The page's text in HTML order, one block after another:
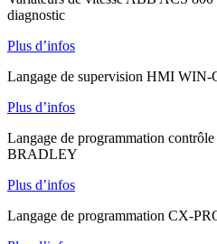
diagnostic
Plus d’infos
Langage de supervision HMI WIN-
Plus d’infos
Langage de programmation
BRADLEY
Plus d’infos
Langage de programmation CX-